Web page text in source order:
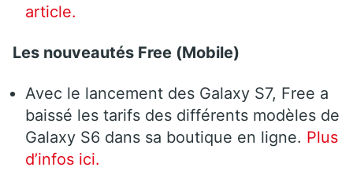
article.
Les nouveautés Free (Mobile)
Avec le lancement des Galaxy S7, Free a
baissé les tarifs des différents modèles de
Galaxy S6 dans sa boutique en ligne. Plus
d’infos ici.